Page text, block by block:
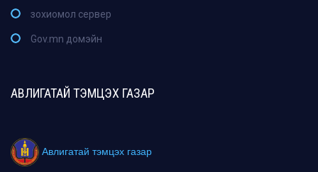
зохиомол сервер
Gov.mn домэйн
АВЛИГАТАЙ ТЭМЦЭХ ГАЗАР
Авлигатай тэмцэх газар